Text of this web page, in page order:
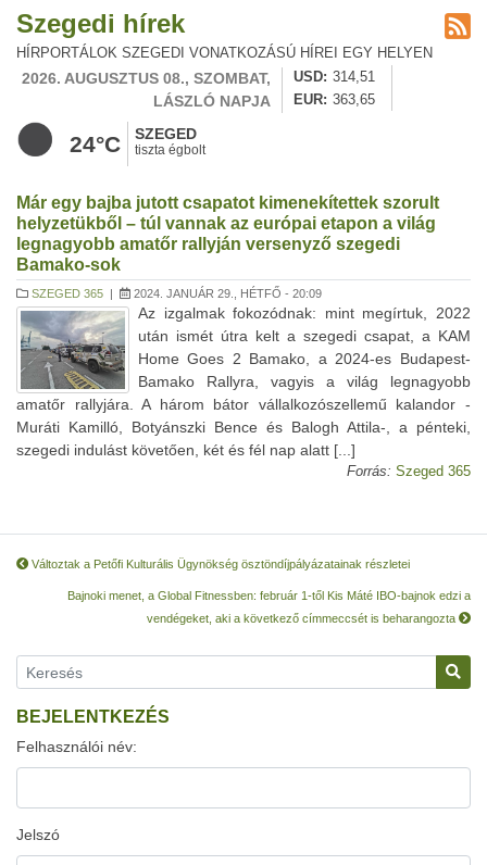
Szegedi hírek
HÍRPORTÁLOK SZEGEDI VONATKOZÁSÚ HÍREI EGY HELYEN
2026. AUGUSZTUS 08., SZOMBAT,
LÁSZLÓ NAPJA
USD
314,51
EUR
363,65
24°C SZEGED
tiszta égbolt
Már egy bajba jutott csapatot kimenekítettek szorult
helyzetükből – túl vannak az európai etapon a világ
legnagyobb amatőr rallyján versenyző szegedi
Bamako-sok
SZEGED 365 | 2024. JANUÁR 29., HÉTFŐ - 20:09
Az izgalmak fokozódnak: mint megírtuk, 2022
után ismét útra kelt a szegedi csapat, a KAM
Home Goes 2 Bamako, a 2024-es Budapest-
Bamako Rallyra, vagyis a világ legnagyobb
amatőr rallyjára. A három bátor vállalkozószellemű kalandor -
Muráti Kamilló, Botyánszki Bence és Balogh Attila-, a pénteki,
szegedi indulást követően, két és fél nap alatt [...]
Forrás: Szeged 365
Változtak a Petőfi Kulturális Ügynökség ösztöndíjpályázatainak részletei
Bajnoki menet, a Global Fitnessben: február 1-től Kis Máté IBO-bajnok edzi a
vendégeket, aki a következő címmeccsét is beharangozta
BEJELENTKEZÉS
Felhasználói név:
Jelszó